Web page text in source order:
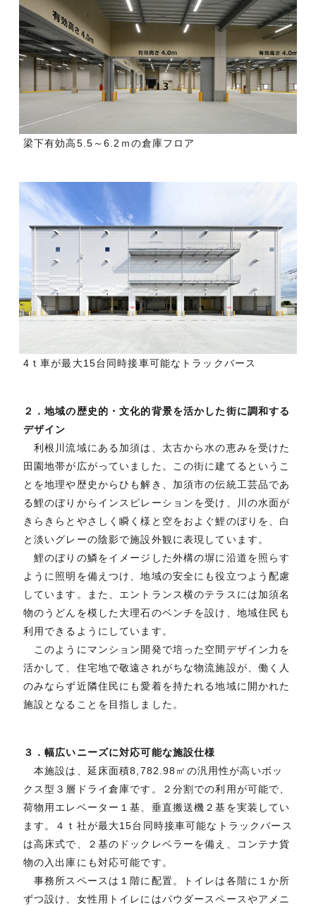
梁下有効高5.5～6.2ｍの倉庫フロア
4ｔ車が最大15台同時接車可能なトラックバース
２．地域の歴史的・文化的背景を活かした街に調和する
デザイン
利根川流域にある加須は、太古から水の恵みを受けた
田園地帯が広がっていました。この街に建てるというこ
とを地理や歴史からひも解き、加須市の伝統工芸品であ
る鯉のぼりからインスピレーションを受け、川の水面が
きらきらとやさしく瞬く様と空をおよぐ鯉のぼりを、白
と淡いグレーの陰影で施設外観に表現しています。
鯉のぼりの鱗をイメージした外構の塀に沿道を照らす
ように照明を備えつけ、地域の安全にも役立つよう配慮
しています。また、エントランス横のテラスには加須名
物のうどんを模した大理石のベンチを設け、地域住民も
利用できるようにしています。
このようにマンション開発で培った空間デザイン力を
活かして、住宅地で敬遠されがちな物流施設が、働く人
のみならず近隣住民にも愛着を持たれる地域に開かれた
施設となることを目指しました。
３．幅広いニーズに対応可能な施設仕様
本施設は、延床面積8,782.98㎡の汎用性が高いボッ
クス型３層ドライ倉庫です。２分割での利用が可能で、
荷物用エレベーター１基、垂直搬送機２基を実装してい
ます。４ｔ社が最大15台同時接車可能なトラックバース
は高床式で、２基のドックレベラーを備え、コンテナ貨
物の入出庫にも対応可能です。
事務所スペースは１階に配置。トイレは各階に１か所
ずつ設け、女性用トイレにはパウダースペースやアメニ